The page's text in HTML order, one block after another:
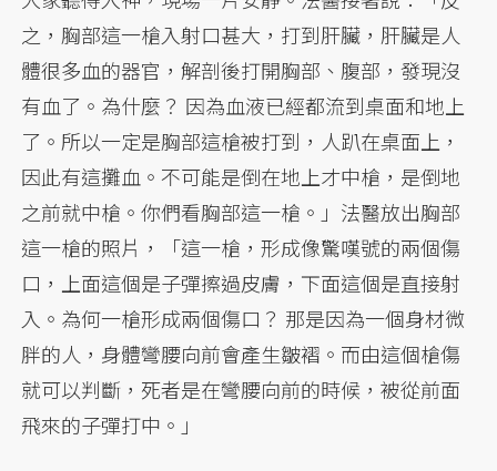
之，胸部這一槍入射口甚大，打到肝臟，肝臟是人
體很多血的器官，解剖後打開胸部、腹部，發現沒
有血了。為什麼？ 因為血液已經都流到桌面和地上
了。所以一定是胸部這槍被打到，人趴在桌面上，
因此有這攤血。不可能是倒在地上才中槍，是倒地
之前就中槍。你們看胸部這一槍。」法醫放出胸部
這一槍的照片，「這一槍，形成像驚嘆號的兩個傷
口，上面這個是子彈擦過皮膚，下面這個是直接射
入。為何一槍形成兩個傷口？ 那是因為一個身材微
胖的人，身體彎腰向前會產生皺褶。而由這個槍傷
就可以判斷，死者是在彎腰向前的時候，被從前面
飛來的子彈打中。」